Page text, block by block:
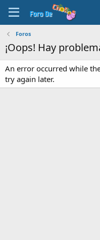
Foros
¡Oops! Hay
An error occurred while
try again later.